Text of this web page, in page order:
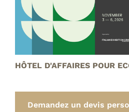
HÔTEL D'AFFAIRES POUR
Demandez un devis